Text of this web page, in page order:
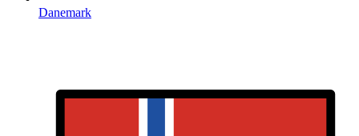
Danemark